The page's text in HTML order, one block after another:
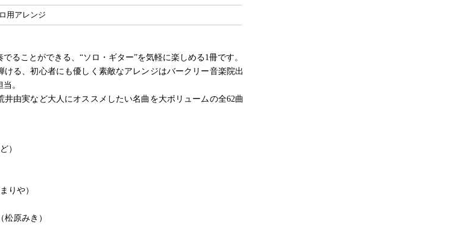
用アレンジ
ることができる、“ソロ・ギター”を気軽に楽しめる1冊です。
ける、初心者にも優しく素敵なアレンジはバークリー音楽院出
。
井由実など大人にオススメしたい名曲を大ボリュームの全62曲
）
りや）
松原みき）